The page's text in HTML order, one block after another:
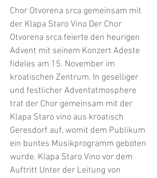
Chor Otvorena srca gemeinsam mit
der Klapa Staro Vino Der Chor
Otvorena srca feierte den heurigen
Advent mit seinem Konzert Adeste
fideles am 15. November im
kroatischen Zentrum. In geselliger
und festlicher Adventatmosphere
trat der Chor gemeinsam mit der
Klapa Staro vino aus kroatisch
Geresdorf auf, womit dem Publikum
ein buntes Musikprogramm geboten
wurde. Klapa Staro Vino vor dem
Auftritt Unter der Leitung von